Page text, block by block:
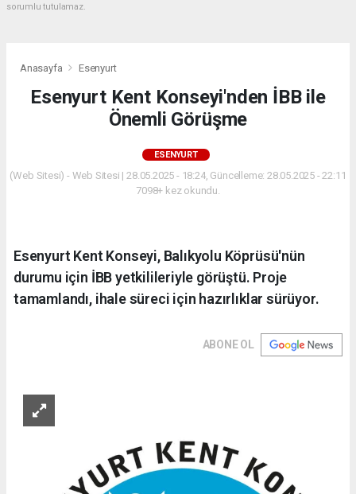
sorumlu tutulamaz.
Anasayfa Esenyurt
Esenyurt Kent Konseyi'nden İBB ile
Önemli Görüşme
ESENYURT
(Web Sitesi) - Web Sitesi | 28.05.2025 - 18:24, Güncelleme: 28.05.2025 - 22:11
7098+ kez okundu.
Esenyurt Kent Konseyi, Balıkyolu Köprüsü'nün
durumu için İBB yetkilileriyle görüştü. Proje
tamamlandı, ihale süreci için hazırlıklar sürüyor.
ABONE OL